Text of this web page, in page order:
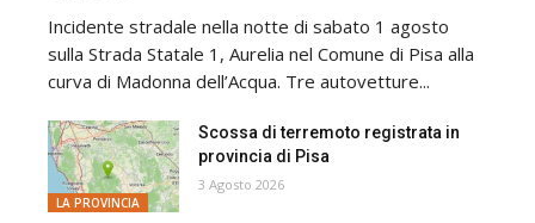
Incidente stradale nella notte di sabato 1 agosto
sulla Strada Statale 1, Aurelia nel Comune di Pisa alla
curva di Madonna dell’Acqua. Tre autovetture...
LA PROVINCIA
Scossa di terremoto registrata in
provincia di Pisa
3 Agosto 2026